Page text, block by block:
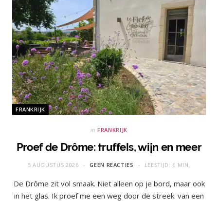
FRANKRIJK
in FRANKRIJK
Proef de Drôme: truffels, wijn en meer
5 AUGUSTUS 2026 GEEN REACTIES LEESTIJD: 6 MIN.
De Drôme zit vol smaak. Niet alleen op je bord, maar ook
in het glas. Ik proef me een weg door de streek: van een